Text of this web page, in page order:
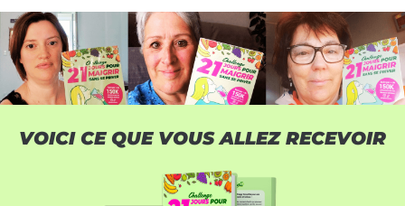
VOICI CE QUE VOUS ALLEZ RECEVOIR